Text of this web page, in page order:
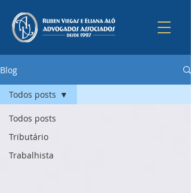
Blog
Todos posts
Tributário
Trabalhista
Todos posts